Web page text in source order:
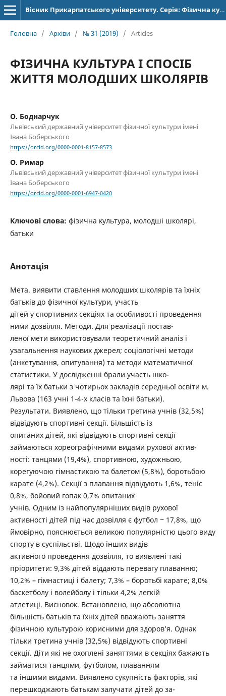
Вісник Прикарпатського університету. Серія: Фізична культура
Головна / Архіви / № 31 (2019) / Articles
ФІЗИЧНА КУЛЬТУРА І СПОСІБ
ЖИТТЯ МОЛОДШИХ ШКОЛЯРІВ
О. Боднарчук
Львівський державний університет фізичної культури імені
Івана Боберського
https://orcid.org/0000-0001-8157-8573
О. Римар
Львівський державний університет фізичної культури імені
Івана Боберського
https://orcid.org/0000-0001-6947-0420
Ключові слова: фізична культура, молодші школярі,
батьки
Анотація
Мета. виявити ставлення молодших школярів та їхніх
батьків до фізичної культури, участь
дітей у спортивних секціях та особливості проведення
ними дозвілля. Методи. Для реалізації постав-
леної мети використовували теоретичний аналіз і
узагальнення наукових джерел; соціологічні методи
(анкетування, опитування) та методи математичної
статистики. У дослідженні брали участь шко-
лярі та їх батьки з чотирьох закладів середньої освіти м.
Львова (163 учні 1-4-х класів та їхні батьки).
Результати. Виявлено, що тільки третина учнів (32,5%)
відвідують спортивні секції. Більшість із
опитаних дітей, які відвідують спортивні секції
займаються хореографічними видами рухової актив-
ності: танцями (19,4%), спортивною, художньою,
корегуючою гімнастикою та балетом (5,8%), боротьбою
карате (4,2%). Секції з плавання відвідують 1,6%, теніс
0,8%, бойовий гопак 0,7% опитаних
учнів. Одним із найпопулярніших видів рухової
активності дітей під час дозвілля є футбол ‒ 17,8%, що
ймовірно, пояснюється великою популярністю цього виду
спорту в суспільстві. Щодо інших видів
активного проведення дозвілля, то виявлені такі
пріоритети: 9,3% дітей віддають перевагу плаванню;
10,2% – гімнастиці і балету; 7,3% – боротьбі карате; 8,0%
баскетболу і волейболу і тільки 4,2% легкій
атлетиці. Висновок. Встановлено, що абсолютна
більшість батьків та їхніх дітей вважають заняття
фізичною культурою корисними для здоров’я. Однак
тільки третина учнів (32,5%) відвідують спортивні
секції. Діти які не охоплені заняттями в секціях бажають
займатися танцями, футболом, плаванням
та іншими видами. Виявлено сукупність факторів, які
перешкоджають батькам залучати дітей до за-